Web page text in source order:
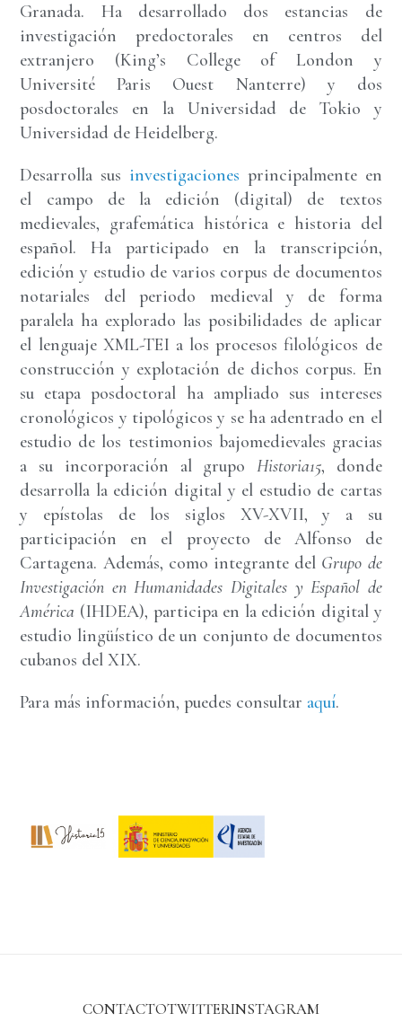
Granada. Ha desarrollado dos estancias de
investigación predoctorales en centros del
extranjero (King’s College of London y
Université Paris Ouest Nanterre) y dos
posdoctorales en la Universidad de Tokio y
Universidad de Heidelberg.
Desarrolla sus investigaciones principalmente en
el campo de la edición (digital) de textos
medievales, grafemática histórica e historia del
español. Ha participado en la transcripción,
edición y estudio de varios corpus de documentos
notariales del periodo medieval y de forma
paralela ha explorado las posibilidades de aplicar
el lenguaje XML-TEI a los procesos filológicos de
construcción y explotación de dichos corpus. En
su etapa posdoctoral ha ampliado sus intereses
cronológicos y tipológicos y se ha adentrado en el
estudio de los testimonios bajomedievales gracias
a su incorporación al grupo Historia15, donde
desarrolla la edición digital y el estudio de cartas
y epístolas de los siglos XV-XVII, y a su
participación en el proyecto de Alfonso de
Cartagena. Además, como integrante del Grupo de
Investigación en Humanidades Digitales y Español de
América (IHDEA), participa en la edición digital y
estudio lingüístico de un conjunto de documentos
cubanos del XIX.
Para más información, puedes consultar aquí.
CONTACTOTWITTERINSTAGRAM